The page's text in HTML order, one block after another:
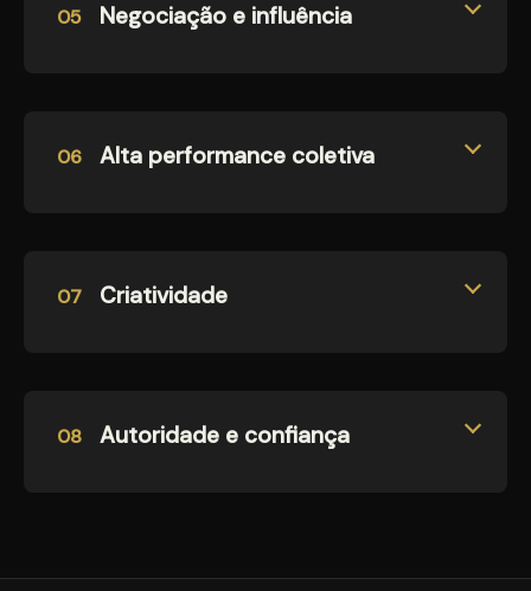
05 Negociação e influência
06 Alta performance coletiva
07 Criatividade
08 Autoridade e confiança